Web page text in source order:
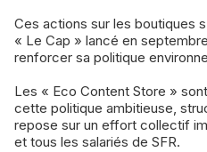
Ces actions sur les boutiques
« Le Cap » lancé en
renforcer sa politique
Les « Eco Content Store »
cette politique ambitieuse,
repose sur un effort collectif
et tous les salariés de SFR.